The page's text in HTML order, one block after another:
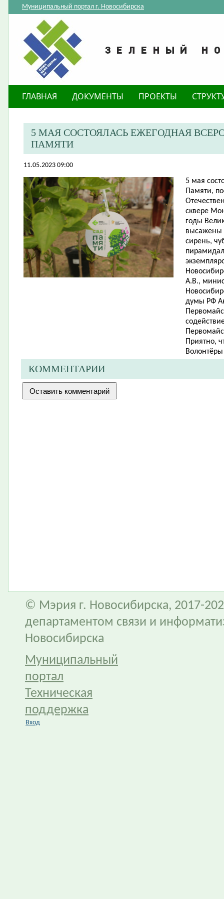
Муниципальный портал г. Новосибирска
ГЛАВНАЯ ДОКУМЕНТЫ ПРОЕКТЫ
5 МАЯ СОСТОЯЛАСЬ ЕЖЕГОДНАЯ
ПАМЯТИ
11.05.2023 09:00
​5 мая
Памяти,
сквере
годы
высажены
сирень,
А.В.,
думы РФ
Приятно,
КОММЕНТАРИИ
© Мэрия г. Новосибирска, 2017-
департаментом связи и
Новосибирска
Муниципальный
портал
Техническая
поддержка
Вход